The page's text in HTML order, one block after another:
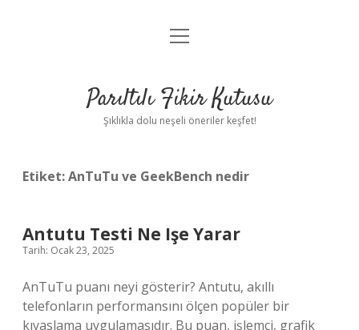
Anasayfa
Yasal Uyarı
menüyü
Parıltılı Fikir Kutusu
Şıklıkla dolu neşeli öneriler keşfet!
Etiket:AnTuTu ve GeekBench nedir
Antutu Testi Ne Işe Yarar
Tarih: Ocak 23, 2025
AnTuTu puanı neyi gösterir? Antutu, akıllı
telefonların performansını ölçen popüler bir
kıyaslama uygulamasıdır. Bu puan, işlemci, grafik